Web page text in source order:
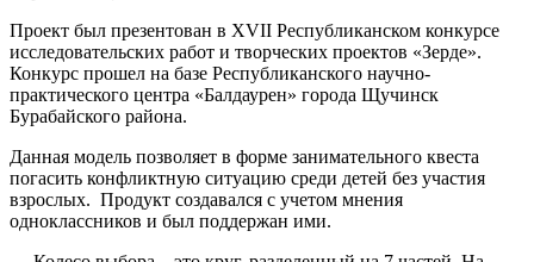
Проект был презентован в XVII Республиканском конкурсе
исследовательских работ и творческих проектов «Зерде».
Конкурс прошел на базе Республиканского научно-
практического центра «Балдаурен» города Щучинск
Бурабайского района.
Данная модель позволяет в форме занимательного квеста
погасить конфликтную ситуацию среди детей без участия
взрослых. Продукт создавался с учетом мнения
одноклассников и был поддержан ими.